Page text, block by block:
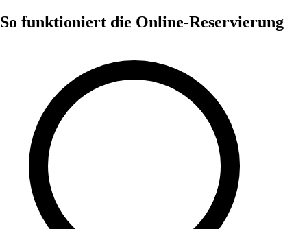
So funktioniert die Online-Reservierung